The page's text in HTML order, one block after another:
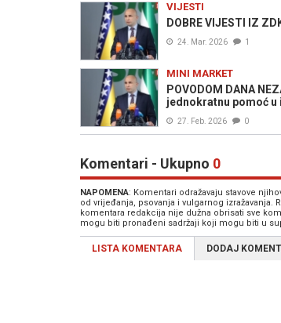
VIJESTI
DOBRE VIJESTI IZ
24. Mar. 2026 1
MINI MARKET
POVODOM DANA
jednokratnu pomoć u
27. Feb. 2026 0
Komentari - Ukupno 0
NAPOMENA: Komentari odražavaju stavove
od vrijeđanja, psovanja i vulgarnog
komentara redakcija nije dužna obrisati sve
mogu biti pronađeni sadržaji koji mogu biti u
LISTA KOMENTARA DODAJ